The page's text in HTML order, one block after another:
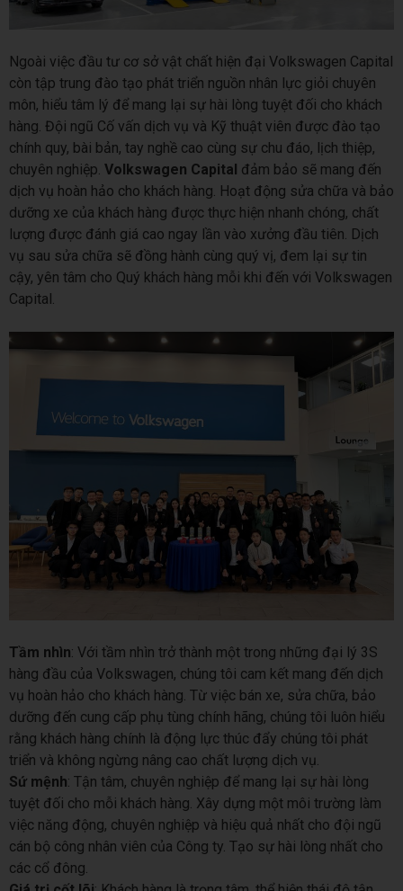
Ngoài việc đầu tư cơ sở vật chất hiện đại Volkswagen Capital
còn tập trung đào tạo phát triển nguồn nhân lực giỏi chuyên
môn, hiểu tâm lý để mang lại sự hài lòng tuyệt đối cho khách
hàng. Đội ngũ Cố vấn dịch vụ và Kỹ thuật viên được đào tạo
chính quy, bài bản, tay nghề cao cùng sự chu đáo, lịch thiệp,
chuyên nghiệp. Volkswagen Capital đảm bảo sẽ mang đến
dịch vụ hoàn hảo cho khách hàng. Hoạt động sửa chữa và bảo
dưỡng xe của khách hàng được thực hiện nhanh chóng, chất
lượng được đánh giá cao ngay lần vào xưởng đầu tiên. Dịch
vụ sau sửa chữa sẽ đồng hành cùng quý vị, đem lại sự tin
cậy, yên tâm cho Quý khách hàng mỗi khi đến với Volkswagen
Capital.
Tầm nhìn: Với tầm nhìn trở thành một trong những đại lý 3S
hàng đầu của Volkswagen, chúng tôi cam kết mang đến dịch
vụ hoàn hảo cho khách hàng. Từ việc bán xe, sửa chữa, bảo
dưỡng đến cung cấp phụ tùng chính hãng, chúng tôi luôn hiểu
rằng khách hàng chính là động lực thúc đẩy chúng tôi phát
triển và không ngừng nâng cao chất lượng dịch vụ.
Sứ mệnh: Tận tâm, chuyên nghiệp để mang lại sự hài lòng
tuyệt đối cho mỗi khách hàng. Xây dựng một môi trường làm
việc năng động, chuyên nghiệp và hiệu quả nhất cho đội ngũ
cán bộ công nhân viên của Công ty. Tạo sự hài lòng nhất cho
các cổ đông.